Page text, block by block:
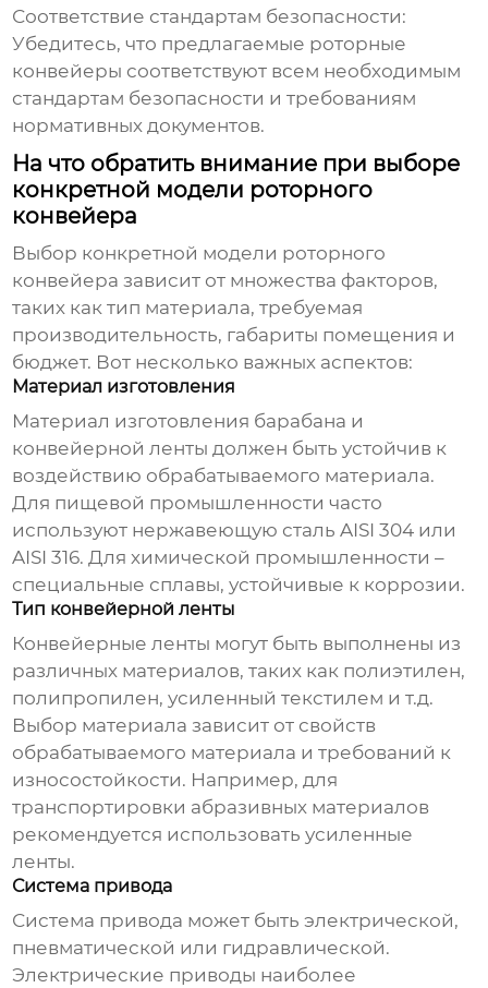
Соответствие стандартам безопасности:
Убедитесь, что предлагаемые роторные
конвейеры соответствуют всем необходимым
стандартам безопасности и требованиям
нормативных документов.
На что обратить внимание при выборе
конкретной модели роторного
конвейера
Выбор конкретной модели роторного
конвейера зависит от множества факторов,
таких как тип материала, требуемая
производительность, габариты помещения и
бюджет. Вот несколько важных аспектов:
Материал изготовления
Материал изготовления барабана и
конвейерной ленты должен быть устойчив к
воздействию обрабатываемого материала.
Для пищевой промышленности часто
используют нержавеющую сталь AISI 304 или
AISI 316. Для химической промышленности –
специальные сплавы, устойчивые к коррозии.
Тип конвейерной ленты
Конвейерные ленты могут быть выполнены из
различных материалов, таких как полиэтилен,
полипропилен, усиленный текстилем и т.д.
Выбор материала зависит от свойств
обрабатываемого материала и требований к
износостойкости. Например, для
транспортировки абразивных материалов
рекомендуется использовать усиленные
ленты.
Система привода
Система привода может быть электрической,
пневматической или гидравлической.
Электрические приводы наиболее